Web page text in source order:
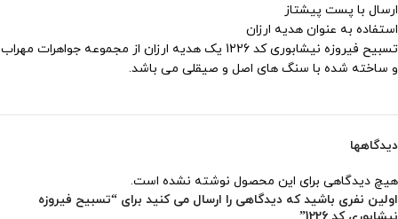
ارسال با پست پیشتاز
استفاده به عنوان هدیه ارزان
تسبیح فیروزه نیشابوری کد 1226 یک هدیه ارزان از مجموعه جواهرات مهراب
و ساخته شده با سنگ های اصل و صیقلی می باشد.
دیدگاهها
هیچ دیدگاهی برای این محصول نوشته نشده است.
اولین نفری باشید که دیدگاهی را ارسال می کنید برای “تسبیح فیروزه